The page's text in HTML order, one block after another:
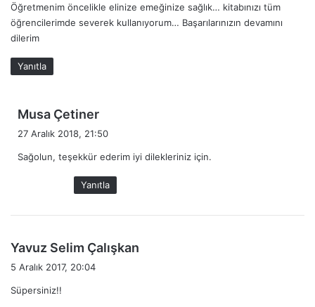
i
k
:
Öğretmenim öncelikle elinize emeğinize sağlık… kitabınızı tüm
öğrencilerimde severek kullanıyorum… Başarılarınızın devamını
dilerim
Yanıtla
Musa Çetiner
i
k
i
27 Aralık 2018, 21:50
Sağolun, teşekkür ederim iyi dilekleriniz için.
Yanıtla
Yavuz Selim Çalışkan
5 Aralık 2017, 20:04
Süpersiniz!!